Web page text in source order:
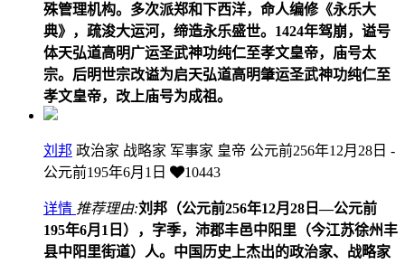
殊管理机构。多次派郑和下西洋，命人编修《永乐大
典》，疏浚大运河，缔造永乐盛世。1424年驾崩，谥号
体天弘道高明广运圣武神功纯仁至孝文皇帝，庙号太
宗。后明世宗改谥为启天弘道高明肇运圣武神功纯仁至
孝文皇帝，改上庙号为成祖。
刘邦 政治家 战略家 军事家 皇帝 公元前256年12月28日 -
公元前195年6月1日
10443
详情 推荐理由:刘邦（公元前256年12月28日—公元前
195年6月1日），字季，沛郡丰邑中阳里（今江苏徐州丰
县中阳里街道）人。中国历史上杰出的政治家、战略家